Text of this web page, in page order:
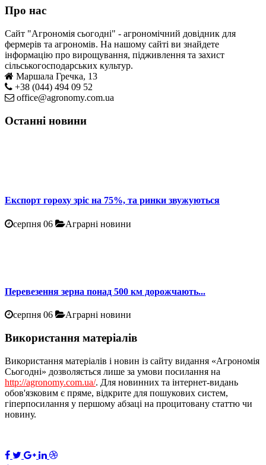
Про нас
Сайт "Агрономія сьогодні" - агрономічний довідник для
фермерів та агрономів. На нашому сайті ви знайдете
інформацію про вирощування, підживлення та захист
сільськогосподарських культур.
Маршала Гречка, 13
+38 (044) 494 09 52
office@agronomy.com.ua
Останні новини
Експорт гороху зріс на 75%, та ринки звужуються
серпня 06 Аграрні новини
Перевезення зерна понад 500 км дорожчають...
серпня 06 Аграрні новини
Використання матеріалів
Використання матеріалів і новин із сайту видання «Агрономія
Сьогодні» дозволяється лише за умови посилання на
http://agronomy.com.ua/. Для новинних та інтернет-видань
обов'язковим є пряме, відкрите для пошукових систем,
гіперпосилання у першому абзаці на процитовану статтю чи
новину.